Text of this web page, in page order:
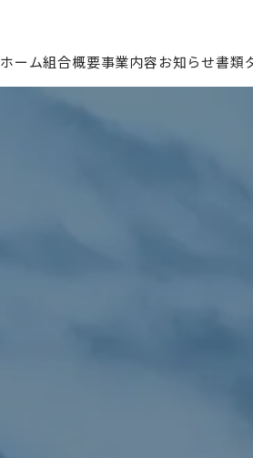
ホーム組合概要事業内容お知らせ書類